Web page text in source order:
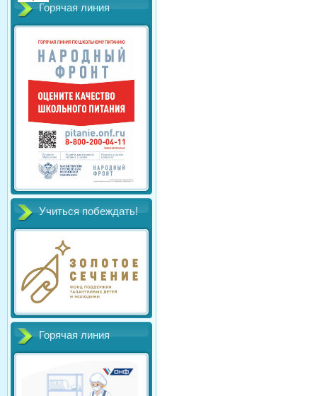
Горячая линия
Учиться побеждать!
Горячая линия